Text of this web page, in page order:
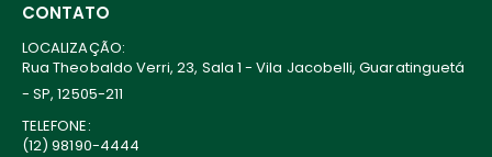
CONTATO
LOCALIZAÇÃO:
Rua Theobaldo Verri, 23, Sala 1 - Vila Jacobelli, Guaratinguetá
- SP, 12505-211
TELEFONE:
(12) 98190-4444